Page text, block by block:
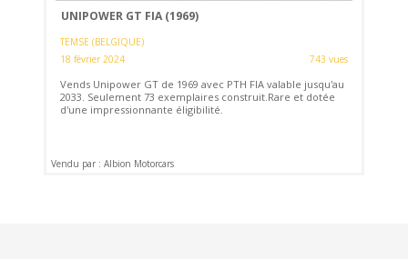
UNIPOWER GT FIA (1969)
TEMSE (BELGIQUE)
18 février 2024
743 vues
Vends Unipower GT de 1969 avec PTH FIA valable jusqu'au
2033. Seulement 73 exemplaires construit.Rare et dotée
d'une impressionnante éligibilité.
Vendu par : Albion Motorcars